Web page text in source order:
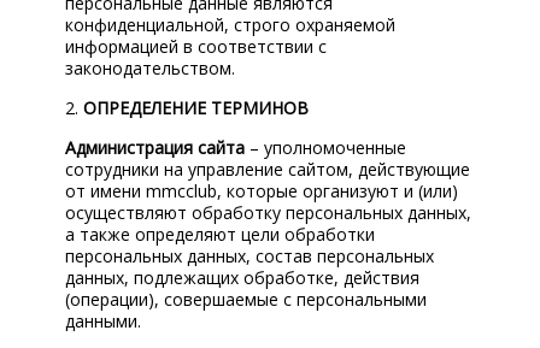
конфиденциальной, строго охраняемой
информацией в соответствии с
законодательством.
2. ОПРЕДЕЛЕНИЕ ТЕРМИНОВ
Администрация сайта – уполномоченные
сотрудники на управление сайтом, действующие
от имени mmcclub, которые организуют и (или)
осуществляют обработку персональных данных,
а также определяют цели обработки
персональных данных, состав персональных
данных, подлежащих обработке, действия
(операции), совершаемые с персональными
данными.